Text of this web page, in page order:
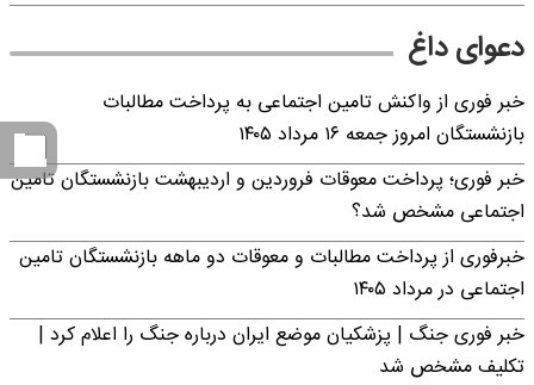
دعوای داغ
خبر فوری از واکنش تامین اجتماعی به پرداخت مطالبات
بازنشستگان امروز جمعه ۱۶ مرداد ۱۴۰۵
خبر فوری؛ پرداخت معوقات فروردین و اردیبهشت بازنشستگان تامین
اجتماعی مشخص شد؟
خبرفوری از پرداخت مطالبات و معوقات دو ماهه بازنشستگان تامین
اجتماعی در مرداد ۱۴۰۵
خبر فوری جنگ | پزشکیان موضع ایران درباره جنگ را اعلام کرد |
تکلیف مشخص شد